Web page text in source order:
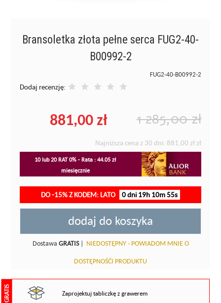
Bransoletka złota pełne serca FUG2-40-
B00992-2
FUG2-40-B00992-2
Dodaj recenzję:
1 285,00 zł
881,00 zł
Najniższa cena z 30 dni: 881,00 zł zł
10 lub 20 RAT 0% - Rata : 44.05 zł
miesięcznie
DO -15% Z KODEM: LATO 0 dni 19h 10m 55s
dodaj do koszyka
Dostawa GRATIS| NIEDOSTĘPNY - POWIADOM MNIE O
DOSTĘPNOŚĆI PRODUKTU
GRATIS Zaprojektuj tabliczkę z grawerem